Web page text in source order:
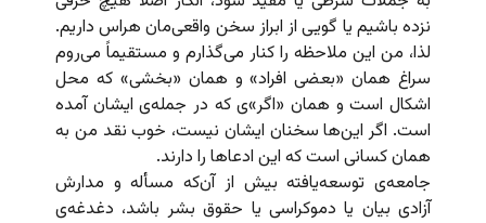
نزده باشیم یا گویی از ابراز سخن واقعی‌مان هراس داریم.
لذا، من این ملاحظه را کنار می‌گذارم و مستقیماً می‌روم
سراغ همان «بعضی افراد» و همان «بخشی» که محل
اشکال است و همان «اگر»ی که در جمله‌ی ایشان آمده
است. اگر این‌ها سخنان ایشان نیست، خوب نقد من به
همان کسانی است که این ادعاها را دارند.
جامعه‌ی توسعه‌یافته بیش از آن‌که مسأله و مدارش
آزادی بیان یا دموکراسی یا حقوق بشر باشد، دغدغه‌ی